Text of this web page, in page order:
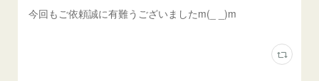
今回もご依頼誠に有難うございましたm(_ _)m